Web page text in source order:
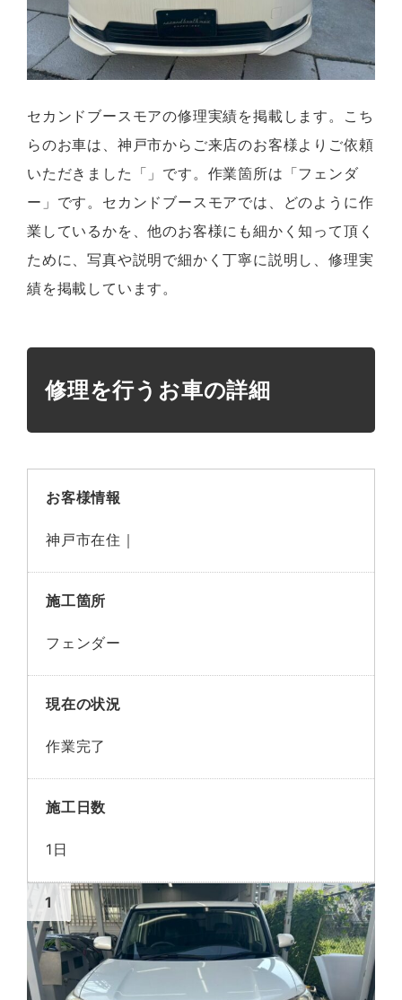
セカンドブースモアの修理実績を掲載します。こち
らのお車は、神戸市からご来店のお客様よりご依頼
いただきました「」です。作業箇所は「フェンダ
ー」です。セカンドブースモアでは、どのように作
業しているかを、他のお客様にも細かく知って頂く
ために、写真や説明で細かく丁寧に説明し、修理実
績を掲載しています。
修理を行うお車の詳細
お客様情報
神戸市在住｜
施工箇所
フェンダー
現在の状況
作業完了
施工日数
1日